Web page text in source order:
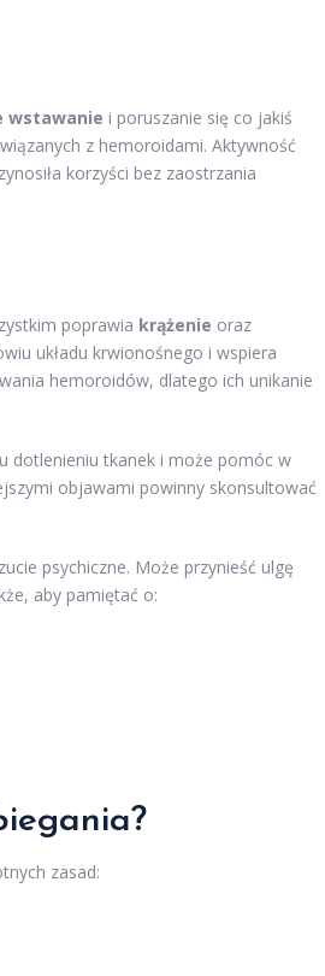
wstawanie i poruszanie się co jakiś
z hemoroidami. Aktywność
korzyści bez zaostrzania
poprawia krążenie oraz
układu krwionośnego i wspiera
hemoroidów, dlatego ich unikanie
dotlenieniu tkanek i może pomóc w
objawami powinny skonsultować
psychiczne. Może przynieść ulgę
aby pamiętać o:
zasad: